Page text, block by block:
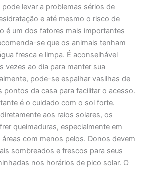
levar a problemas sérios de
e até mesmo o risco de
é um dos fatores mais importantes
se que os animais tenham
fresca e limpa. É aconselhável
vezes ao dia para manter sua
pode-se espalhar vasilhas de
pontos da casa para facilitar o acesso.
é o cuidado com o sol forte.
aos raios solares, os
queimaduras, especialmente em
áreas com menos pelos. Donos devem
sombreados e frescos para seus
nos horários de pico solar. O